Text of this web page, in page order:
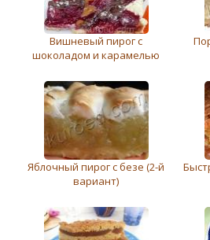
Вишневый пирог с
шоколадом и карамелью
Яблочный пирог c безе (2-й
вариант)